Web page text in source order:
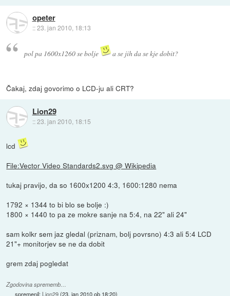
opeter
::23. jan 2010, 18:13
pol pa 1600x1260 se bolje a se jih da se kje dobit?
Čakaj, zdaj govorimo o LCD-ju ali CRT?
Lion29
::23. jan 2010, 18:15
lcd
File:Vector Video Standards2.svg @ Wikipedia
tukaj pravijo, da so 1600x1200 4:3, 1600:1280 nema
1792 × 1344 to bi blo se bolje :)
1800 × 1440 to pa ze mokre sanje na 5:4, na 22" ali 24"
sam kolkr sem jaz gledal (priznam, bolj povrsno) 4:3 ali 5:4 LCD
21"+ monitorjev se ne da dobit
grem zdaj pogledat
Zgodovina sprememb…
spremenil: Lion29(23. jan 2010 ob 18:20)